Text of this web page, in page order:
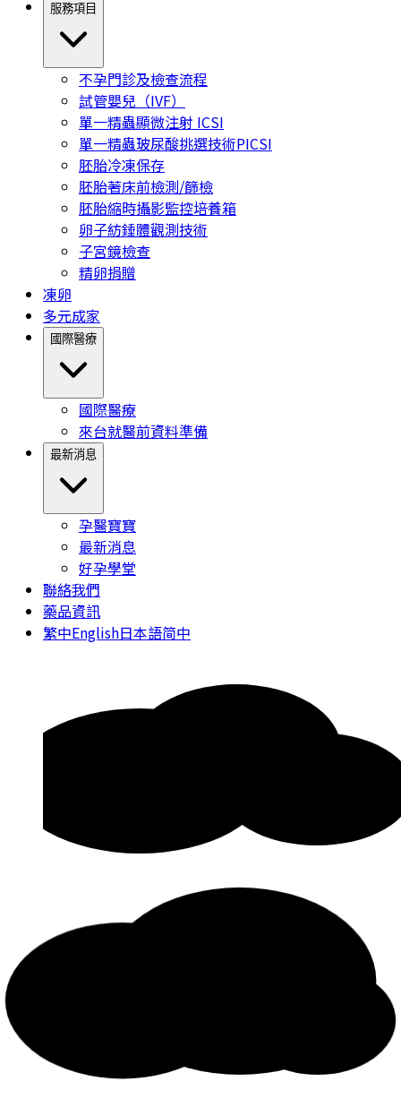
服務項目
不孕門診及檢查流程
試管嬰兒（IVF）
單一精蟲顯微注射 ICSI
單一精蟲玻尿酸挑選技術PICSI
胚胎冷凍保存
胚胎著床前檢測/篩檢
胚胎縮時攝影監控培養箱
卵子紡錘體觀測技術
子宮鏡檢查
精卵捐贈
凍卵
多元成家
國際醫療
國際醫療
來台就醫前資料準備
最新消息
孕醫寶寶
最新消息
好孕學堂
聯絡我們
藥品資訊
繁中English日本語简中